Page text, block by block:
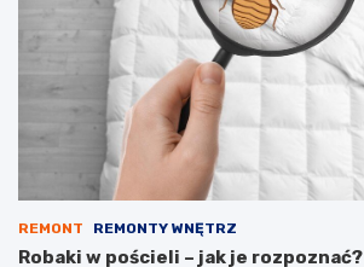
REMONT REMONTY WNĘTRZ
Robaki w pościeli – jak je rozpoznać?